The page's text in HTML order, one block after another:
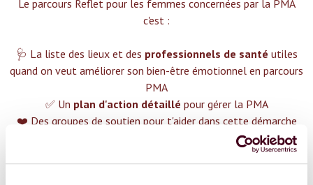
Le parcours Reflet pour les femmes concernées par la PMA
c'est :‍
🩺 La liste des lieux et des professionnels de santé utiles
quand on veut améliorer son bien-être émotionnel en parcours
PMA
✅ Un plan d'action détaillé pour gérer la PMA
❤️ Des groupes de soutien pour t'aider dans cette démarche
😉 Du contenu avec tout ce que tu dois savoir surla PMA
TROUVER UN SPÉCIALISTE